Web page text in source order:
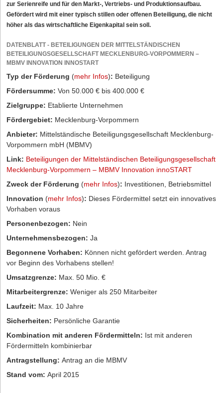
zur Serienreife und für den Markt-, Vertriebs- und Produktionsaufbau.
Gefördert wird mit einer typisch stillen oder offenen Beteiligung, die nicht
höher als das wirtschaftliche Eigenkapital sein soll.
DATENBLATT - BETEILIGUNGEN DER MITTELSTÄNDISCHEN
BETEILIGUNGSGESELLSCHAFT MECKLENBURG-VORPOMMERN –
MBMV INNOVATION INNOSTART
Typ der Förderung (mehr Infos): Beteiligung
Fördersumme: Von 50.000 € bis 400.000 €
Zielgruppe: Etablierte Unternehmen
Fördergebiet: Mecklenburg-Vorpommern
Anbieter: Mittelständische Beteiligungsgesellschaft Mecklenburg-
Vorpommern mbH (MBMV)
Link: Beteiligungen der Mittelständischen Beteiligungsgesellschaft
Mecklenburg-Vorpommern – MBMV Innovation innoSTART
Zweck der Förderung (mehr Infos): Investitionen, Betriebsmittel
Innovation (mehr Infos): Dieses Fördermittel setzt ein innovatives
Vorhaben voraus
Personenbezogen: Nein
Unternehmensbezogen: Ja
Begonnene Vorhaben: Können nicht gefördert werden. Antrag
vor Beginn des Vorhabens stellen!
Umsatzgrenze: Max. 50 Mio. €
Mitarbeitergrenze: Weniger als 250 Mitarbeiter
Laufzeit: Max. 10 Jahre
Sicherheiten: Persönliche Garantie
Kombination mit anderen Fördermitteln: Ist mit anderen
Fördermitteln kombinierbar
Antragstellung: Antrag an die MBMV
Stand vom: April 2015